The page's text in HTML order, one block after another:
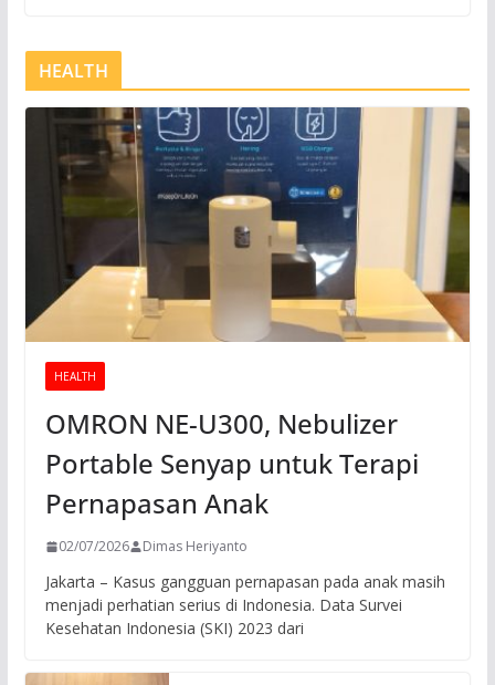
HEALTH
HEALTH
OMRON NE-U300, Nebulizer
Portable Senyap untuk Terapi
Pernapasan Anak
02/07/2026 Dimas Heriyanto
Jakarta – Kasus gangguan pernapasan pada anak masih
menjadi perhatian serius di Indonesia. Data Survei
Kesehatan Indonesia (SKI) 2023 dari